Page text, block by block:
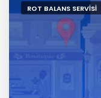
ROT BALANS SERVISI